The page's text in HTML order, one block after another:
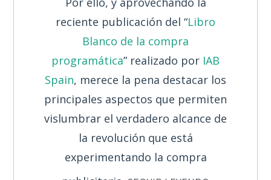
reciente publicación del “Libro
Blanco de la compra
programática” realizado por IAB
Spain, merece la pena destacar los
principales aspectos que permiten
vislumbrar el verdadero alcance de
la revolución que está
experimentando la compra